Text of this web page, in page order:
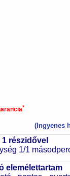
*
(Ingyenes
részidővel
1/1
elemélettartam